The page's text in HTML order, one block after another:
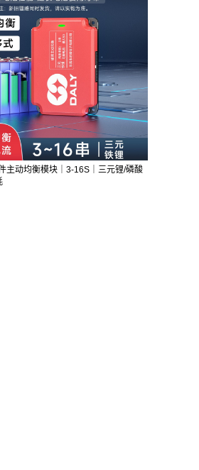
主动均衡模块｜3-16S｜三元锂/磷酸